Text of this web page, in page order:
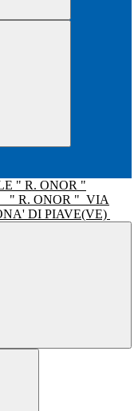
" R. ONOR " VIA
DI PIAVE(VE)